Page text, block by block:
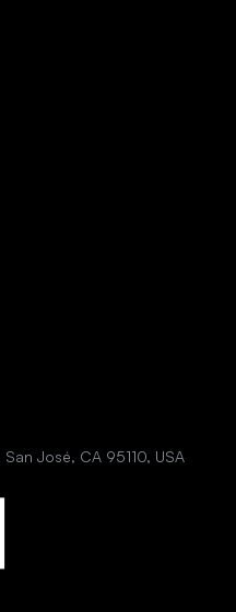
José, CA 95110, USA